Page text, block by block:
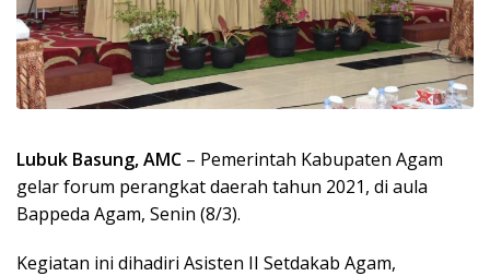
Lubuk Basung, AMC – Pemerintah Kabupaten Agam
gelar forum perangkat daerah tahun 2021, di aula
Bappeda Agam, Senin (8/3).
Kegiatan ini dihadiri Asisten II Setdakab Agam,